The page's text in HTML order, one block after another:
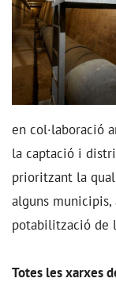
en col·laboració
la captació i
prioritzant la
alguns municipis,
potabilització de
Totes les xarxes